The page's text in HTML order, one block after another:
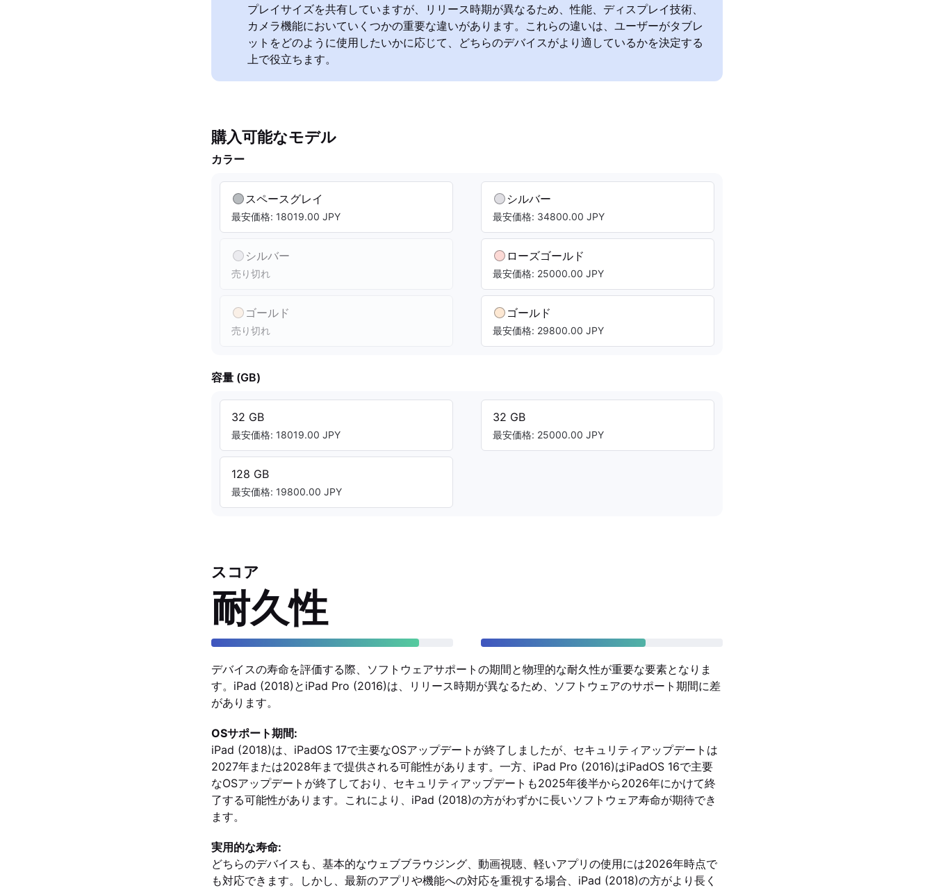
プレイサイズを共有していますが、リリース時期が異なるため、性能、ディスプレイ技術、
カメラ機能においていくつかの重要な違いがあります。これらの違いは、ユーザーがタブレ
ットをどのように使用したいかに応じて、どちらのデバイスがより適しているかを決定する
上で役立ちます。
購入可能なモデル
カラー
スペースグレイ
最安価格: 18019.00 JPY
シルバー
売り切れ
ゴールド
売り切れ
シルバー
最安価格: 34800.00 JPY
ローズゴールド
最安価格: 25000.00 JPY
ゴールド
最安価格: 29800.00 JPY
容量 (GB)
32 GB
最安価格: 18019.00 JPY
128 GB
最安価格: 19800.00 JPY
32 GB
最安価格: 25000.00 JPY
スコア
耐久性
デバイスの寿命を評価する際、ソフトウェアサポートの期間と物理的な耐久性が重要な要素となりま
す。iPad (2018)とiPad Pro (2016)は、リリース時期が異なるため、ソフトウェアのサポート期間に差
があります。
OSサポート期間:
iPad (2018)は、iPadOS 17で主要なOSアップデートが終了しましたが、セキュリティアップデートは
2027年または2028年まで提供される可能性があります。一方、iPad Pro (2016)はiPadOS 16で主要
なOSアップデートが終了しており、セキュリティアップデートも2025年後半から2026年にかけて終
了する可能性があります。これにより、iPad (2018)の方がわずかに長いソフトウェア寿命が期待でき
ます。
実用的な寿命:
どちらのデバイスも、基本的なウェブブラウジング、動画視聴、軽いアプリの使用には2026年時点で
も対応できます。しかし、最新のアプリや機能への対応を重視する場合、iPad (2018)の方がより長く